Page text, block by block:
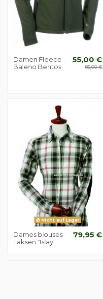
Damen Fleece
Baleno Bentos
55,00 €
85,00 €
Nicht auf Lager
Dames blouses
Laksen "Islay"
79,95 €